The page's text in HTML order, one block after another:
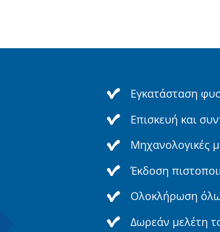
Εγκατάσταση
Επισκευή και
Μηχανολογικές
Έκδοση
Ολοκλήρωση
Δωρεάν μελέτη